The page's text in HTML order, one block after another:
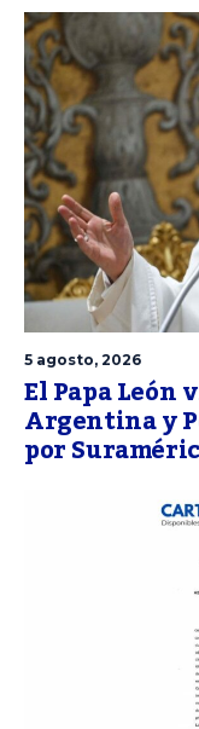
5 agosto, 2026
El Papa
Argentina y
por